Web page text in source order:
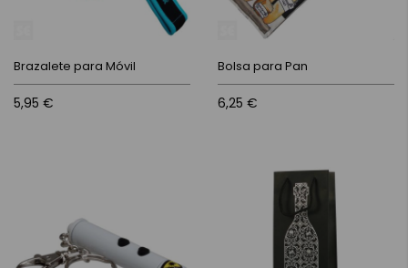
Brazalete para Móvil
5,95 €
Bolsa para Pan
6,25 €